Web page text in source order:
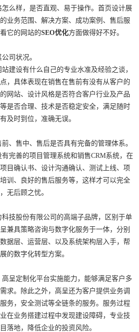
么样，是否直观、易于操作。首页设计展
业务范围、解决方案、成功案例、售后服
它的网站的SEO优化方面做得好不好。
司状况。
建设有什么自己的专业水准及经验之谈，
，具体表现在销售在售前有没有从客户的
网站、设计风格是否符合客户行业及产品
是否合理、技术是否稳定安全，满足随时
及时到位，准确无误。
、售中、售后是否具有完备的管理体系。
完善的项目管理系统和销售CRM系统，在
目确认书、设计沟通确认、测试上线、项
训、良好的售后服务等，这样才可以完全
无后顾之忧。
科技股份有限公司的高端子品牌，区别于单
兼具策略咨询与数字化服务于一体，分别
据层、运营层、以及系统架构层入手，帮
的数字化转型方案。
呈定制化平台实施能力，能够满足客户多
求。除此之外，高呈还为客户提供业务调
务，安全测试等全链条的服务。服务过程
在业务搭建过程中发现建设障碍，专业技
落地，降低企业的投资风险。